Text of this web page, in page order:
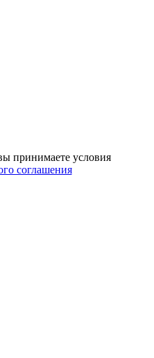
принимаете условия
соглашения